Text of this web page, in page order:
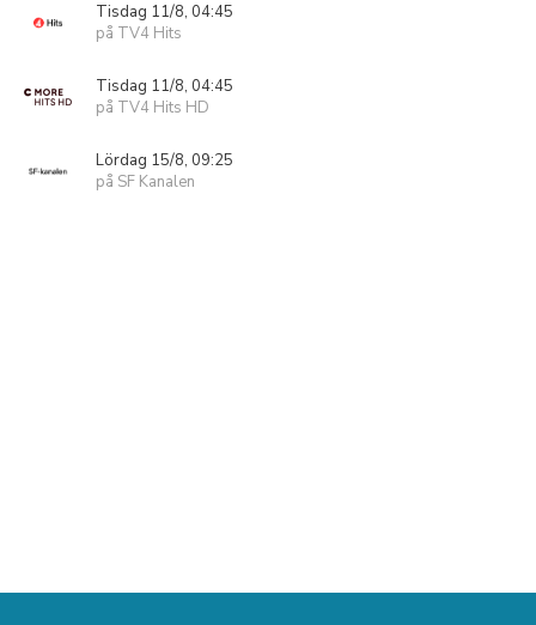
Tisdag 11/8, 04:45
på TV4 Hits
Tisdag 11/8, 04:45
på TV4 Hits HD
Lördag 15/8, 09:25
på SF Kanalen